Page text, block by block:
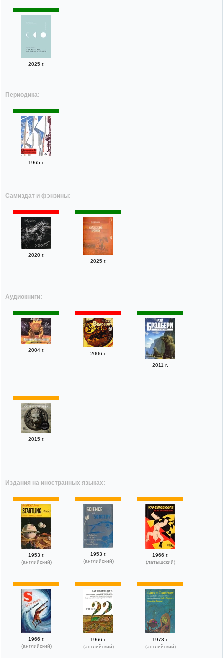
2025 г.
Периодика:
1965 г.
Самиздат и фэнзины:
2020 г.
2025 г.
Аудиокниги:
2004 г.
2006 г.
2011 г.
2015 г.
Издания на иностранных языках:
1953 г.
(английский)
1953 г.
(английский)
1966 г.
(латышский)
1966 г.
(английский)
1966 г.
(английский)
1973 г.
(английский)